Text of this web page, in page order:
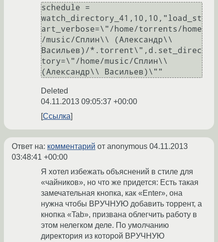
schedule =
watch_directory_41,10,10,"load_st
art_verbose=\"/home/torrents/home
/music/Сплин\\ (Александр\\
Васильев)/*.torrent\",d.set_direc
tory=\"/home/music/Сплин\\
(Александр\\ Васильев)\""
Deleted
04.11.2013 09:05:37 +00:00
Ссылка
Ответ на: комментарий от anonymous 04.11.2013
03:48:41 +00:00
Я хотел избежать объяснений в стиле для
«чайников», но что же придется: Есть такая
замечательная кнопка, как «Enter», она
нужна чтобы ВРУЧНУЮ добавить торрент, а
кнопка «Tab», призвана облегчить работу в
этом нелегком деле. По умолчанию
директория из которой ВРУЧНУЮ